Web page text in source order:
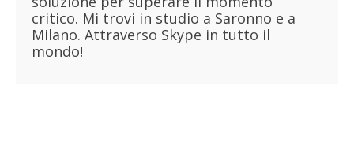
critico. Mi trovi in studio a Saronno e a
Milano. Attraverso Skype in tutto il
mondo!